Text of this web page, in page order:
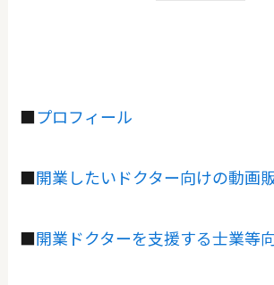
■プロフィール
■開業したいドクター向けの動画
■開業ドクターを支援する士業等